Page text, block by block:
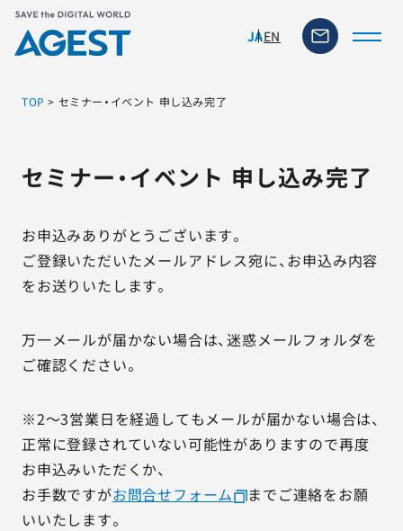
JAEN
脆弱性リスク管理ツール
ニュース
セミナー・イベント
事例紹介
TOP > セミナー・イベント 申し込み完了
セミナー・イベント 申し込み完了
お申込みありがとうございます。
ご登録いただいたメールアドレス宛に、お申込み内容
をお送りいたします。
万一メールが届かない場合は、迷惑メールフォルダを
ご確認ください。
※2～3営業日を経過してもメールが届かない場合は、
正常に登録されていない可能性がありますので再度
お申込みいただくか、
お手数ですがお問合せフォーム
までご連絡をお願
いいたします。